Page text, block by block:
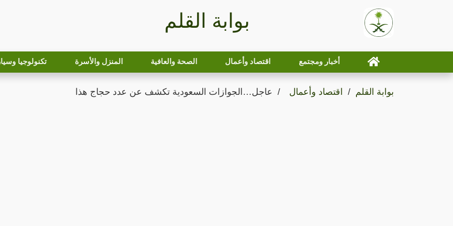
بوابة القلم
أخبار ومجتمع اقتصاد وأعمال الصحة والعافية المنزل والأسرة تكنولوجيا
بوابة القلم اقتصاد وأعمال عاجل…الجوازات السعودية تكشف عن عدد حجاج هذا